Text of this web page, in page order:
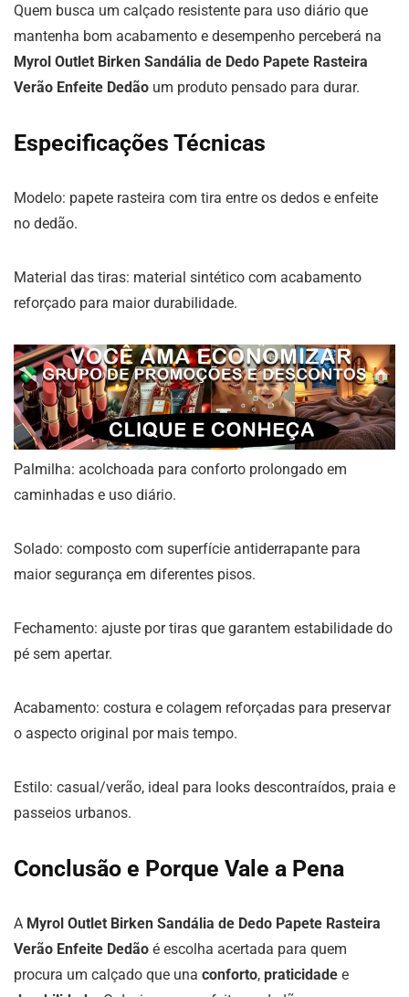
Quem busca um calçado resistente para uso diário que
mantenha bom acabamento e desempenho perceberá na
Myrol Outlet Birken Sandália de Dedo Papete Rasteira
Verão Enfeite Dedão um produto pensado para durar.
Especificações Técnicas
Modelo: papete rasteira com tira entre os dedos e enfeite
no dedão.
Material das tiras: material sintético com acabamento
reforçado para maior durabilidade.
Palmilha: acolchoada para conforto prolongado em
caminhadas e uso diário.
Solado: composto com superfície antiderrapante para
maior segurança em diferentes pisos.
Fechamento: ajuste por tiras que garantem estabilidade do
pé sem apertar.
Acabamento: costura e colagem reforçadas para preservar
o aspecto original por mais tempo.
Estilo: casual/verão, ideal para looks descontraídos, praia e
passeios urbanos.
Conclusão e Porque Vale a Pena
A Myrol Outlet Birken Sandália de Dedo Papete Rasteira
Verão Enfeite Dedão é escolha acertada para quem
procura um calçado que una conforto, praticidade e